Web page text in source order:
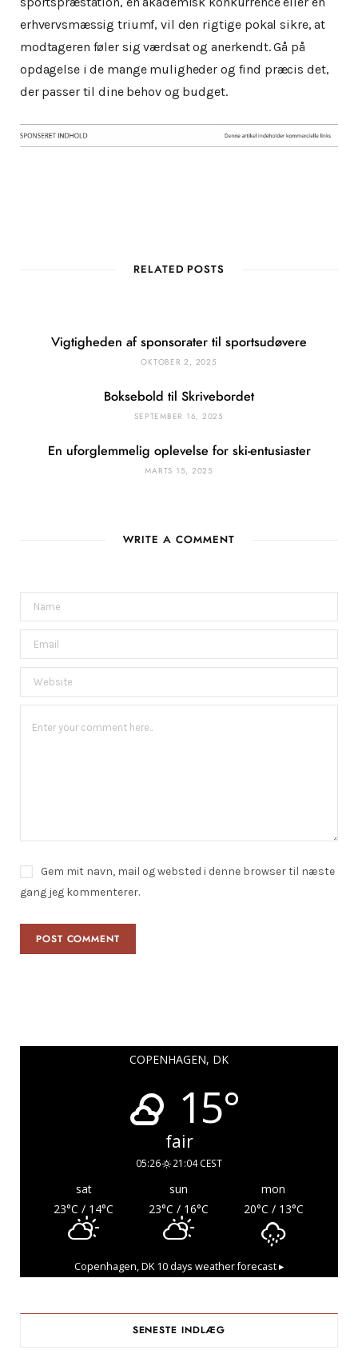
erhvervsmæssig triumf, vil den rigtige pokal sikre, at
modtageren føler sig værdsat og anerkendt. Gå på
opdagelse i de mange muligheder og find præcis det,
der passer til dine behov og budget.
RELATED POSTS
Vigtigheden af sponsorater til sportsudøvere
OKTOBER 2, 2025
Boksebold til Skrivebordet
SEPTEMBER 16, 2025
En uforglemmelig oplevelse for ski-entusiaster
MARTS 15, 2025
WRITE A COMMENT
Gem mit navn, mail og websted i denne browser til næste
gang jeg kommenterer.
COPENHAGEN, DK
15°
fair
05:26 21:04 CEST
sat sun
mon
23°C / 14°C 23°C / 16°C 20°C / 13°C
Copenhagen, DK10 days weather forecast ▸
SENESTE INDLÆG